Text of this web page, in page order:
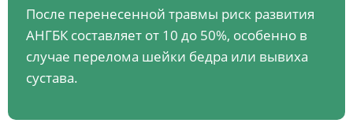
После перенесенной травмы риск развития
АНГБК составляет от 10 до 50%, особенно в
случае перелома шейки бедра или вывиха
сустава.